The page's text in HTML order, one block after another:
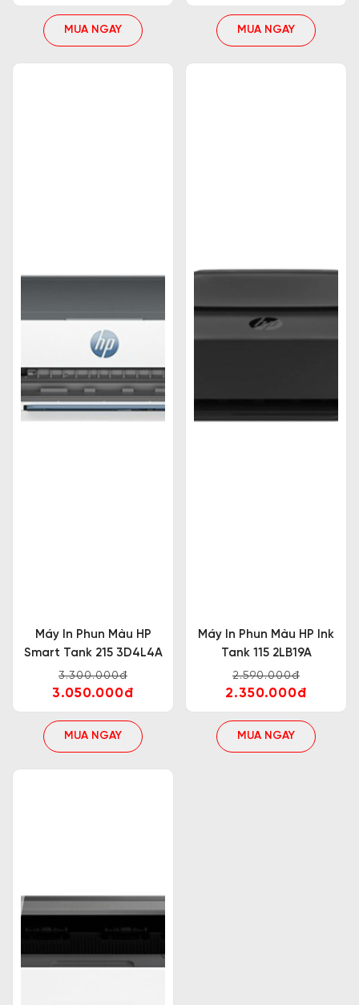
MUA NGAY MUA NGAY
Máy In Phun Màu HP
Smart Tank 215 3D4L4A
3.300.000đ
3.050.000đ
MUA NGAY
Máy In Phun Màu HP Ink
Tank 115 2LB19A
2.590.000đ
2.350.000đ
MUA NGAY